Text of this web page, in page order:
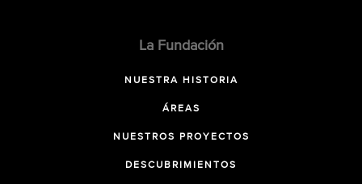
La Fundación
NUESTRA HISTORIA
ÁREAS
NUESTROS PROYECTOS
DESCUBRIMIENTOS